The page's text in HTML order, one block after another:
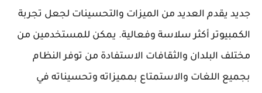
جديد يقدم العديد من الميزات والتحسينات لجعل تجربة
الكمبيوتر أكثر سلاسة وفعالية. يمكن للمستخدمين من
مختلف البلدان والثقافات الاستفادة من توفر النظام
بجميع اللغات والاستمتاع بمميزاته وتحسيناته في